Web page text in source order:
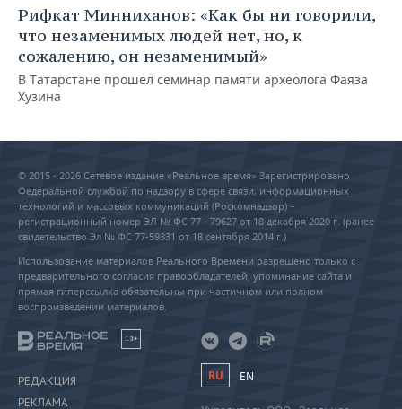
Рифкат Минниханов: «Как бы ни говорили,
что незаменимых людей нет, но, к
сожалению, он незаменимый»
В Татарстане прошел семинар памяти археолога Фаяза
Хузина
© 2015 - 2026 Сетевое издание «Реальное время» Зарегистрировано
Федеральной службой по надзору в сфере связи, информационных
технологий и массовых коммуникаций (Роскомнадзор) –
регистрационный номер ЭЛ № ФС 77 - 79627 от 18 декабря 2020 г. (ранее
свидетельство Эл № ФС 77-59331 от 18 сентября 2014 г.)
Использование материалов Реального Времени разрешено только с
предварительного согласия правообладателей, упоминание сайта и
прямая гиперссылка обязательны при частичном или полном
воспроизведении материалов.
18+
РЕДАКЦИЯ
РЕКЛАМА
RU EN